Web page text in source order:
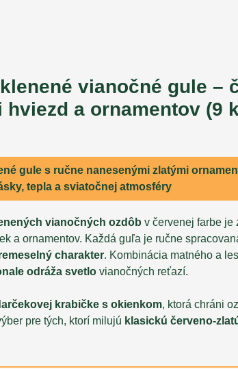
vianočné gule –
a ornamentov (9
gules ručne nanesenými zlatými
tepla a sviatočnej atmosféry
vianočných ozdôb v červenej farbe je
a ornamentov. Každá guľa je ručne
charakter. Kombinácia matného a
odráža svetlo vianočných reťazí.
krabičke s okienkom, ktorá chráni
pre tých, ktorí milujú klasickú červeno-